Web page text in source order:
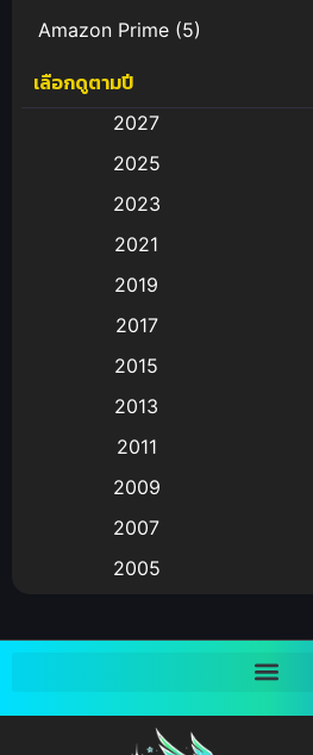
Amazon Prime (5)
Anal (ประตูหลัง)
Animation การ์ตูน
Animation อนิเมะ
Animation แอนิเมชัน
(9)
Big tits (นมใหญ่)
Bitch (ผู้หญิงร่าน)
Bondage (ทาส)(1)
เลือกดูตามปี
2027
2025
2023
2021
2019
2017
2015
2013
2011
2009
2007
2005
2001
1997